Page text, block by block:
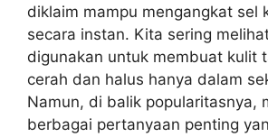
diklaim mampu mengangkat sel
secara instan. Kita sering
digunakan untuk membuat kulit
cerah dan halus hanya dalam
Namun, di balik popularitasnya,
berbagai pertanyaan penting